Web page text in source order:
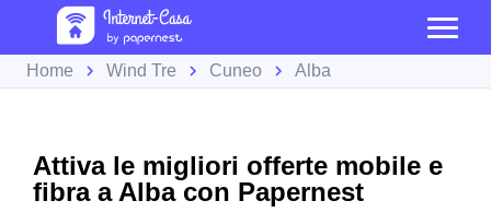
Home Wind Tre Cuneo Alba